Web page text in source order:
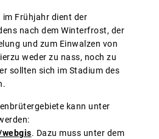
im Frühjahr dient der
nach dem Winterfrost, der
und zum Einwalzen von
weder zu nass, noch zu
sollten sich im Stadium des
kann unter
. Dazu muss unter dem